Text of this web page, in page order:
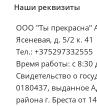
Наши реквизиты
ООО "Ты прекрасна"
Ясеневая, д. 5/2 к. 41
Тел.: +375297332555
Время работы: с 8:30
Свидетельство о
0180437, выданное
района г. Бреста от